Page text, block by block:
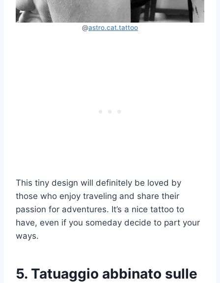
@astro.cat.tattoo
This tiny design will definitely be loved by
those who enjoy traveling and share their
passion for adventures. It’s a nice tattoo to
have, even if you someday decide to part your
ways.
5. Tatuaggio abbinato sulle